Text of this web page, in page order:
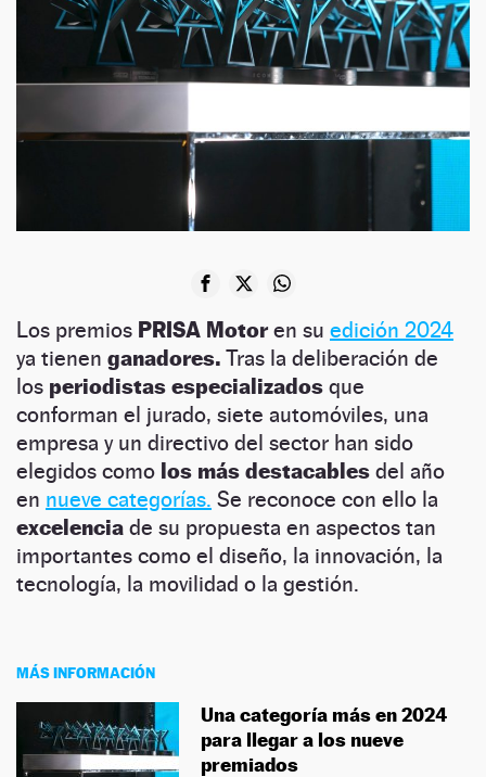
Los premios PRISA Motoren su edición 2024
ya tienen ganadores. Tras la deliberación de
los periodistas especializados que
conforman el jurado, siete automóviles, una
empresa y un directivo del sector han sido
elegidos como los más destacables del año
en nueve categorías. Se reconoce con ello la
excelencia de su propuesta en aspectos tan
importantes como el diseño, la innovación, la
tecnología, la movilidad o la gestión.
MÁS INFORMACIÓN
Una categoría más en 2024
para llegar a los nueve
premiados